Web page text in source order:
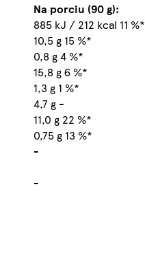
Na porciu (90 g):
885 kJ / 212 kcal 11 %*
10,5 g 15 %*
0,8 g 4 %*
15,8 g 6 %*
1,3 g 1 %*
4,7 g -
11,0 g 22 %*
0,75 g 13 %*
-
-